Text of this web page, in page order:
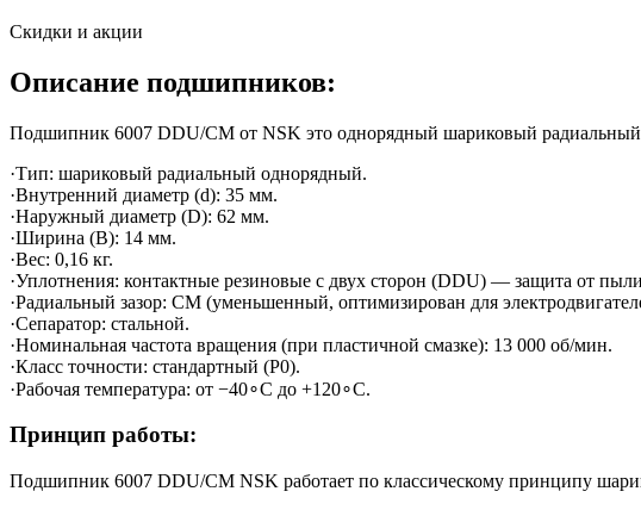
Скидки и акции
Описание подшипников:
Подшипник 6007 DDU/CM от NSK это однорядный шариковый радиальный
·Тип: шариковый радиальный однорядный.
·Внутренний диаметр (d): 35 мм.
·Наружный диаметр (D): 62 мм.
·Ширина (B): 14 мм.
·Вес: 0,16 кг.
·Уплотнения: контактные резиновые с двух сторон (DDU) — защита от
·Радиальный зазор: CM (уменьшенный, оптимизирован для
·Сепаратор: стальной.
·Номинальная частота вращения (при пластичной смазке): 13 000 об/мин.
·Класс точности: стандартный (P0).
·Рабочая температура: от −40∘C до +120∘C.
Принцип работы:
Подшипник 6007 DDU/CM NSK работает по классическому принципу